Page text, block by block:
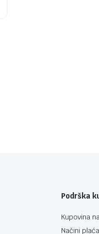
Podrška
Kupovina
Načini